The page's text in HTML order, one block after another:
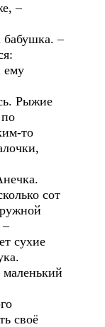
–
бабушка. –
ему
Рыжие
то
сот
–
сухие
маленький
своё